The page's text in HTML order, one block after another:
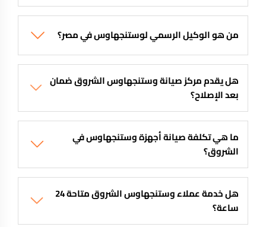
من هو الوكيل الرسمي لوستنجهاوس في مصر؟
هل يقدم مركز صيانة وستنجهاوس الشروق ضمان
بعد الإصلاح؟
ما هي تكلفة صيانة أجهزة وستنجهاوس في
الشروق؟
هل خدمة عملاء وستنجهاوس الشروق متاحة 24
ساعة؟